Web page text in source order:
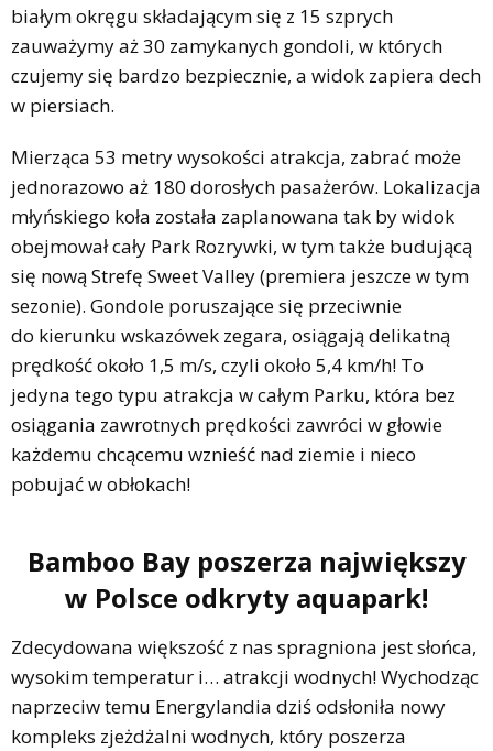
białym okręgu składającym się z 15 szprych
zauważymy aż 30 zamykanych gondoli, w których
czujemy się bardzo bezpiecznie, a widok zapiera dech
w piersiach.
Mierząca 53 metry wysokości atrakcja, zabrać może
jednorazowo aż 180 dorosłych pasażerów. Lokalizacja
młyńskiego koła została zaplanowana tak by widok
obejmował cały Park Rozrywki, w tym także budującą
się nową Strefę Sweet Valley (premiera jeszcze w tym
sezonie). Gondole poruszające się przeciwnie
do kierunku wskazówek zegara, osiągają delikatną
prędkość około 1,5 m/s, czyli około 5,4 km/h! To
jedyna tego typu atrakcja w całym Parku, która bez
osiągania zawrotnych prędkości zawróci w głowie
każdemu chcącemu wznieść nad ziemie i nieco
pobujać w obłokach!
Bamboo Bay poszerza największy
w Polsce odkryty aquapark!
Zdecydowana większość z nas spragniona jest słońca,
wysokim temperatur i… atrakcji wodnych! Wychodząc
naprzeciw temu Energylandia dziś odsłoniła nowy
kompleks zjeżdżalni wodnych, który poszerza